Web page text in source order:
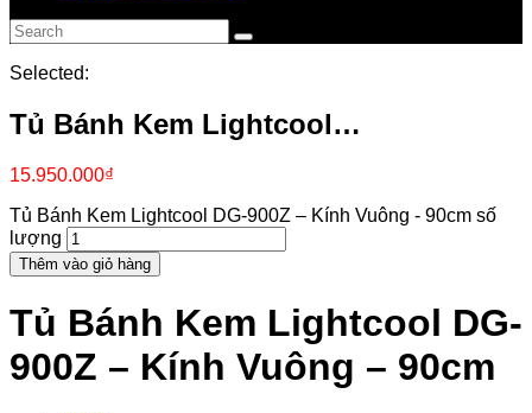
Selected:
Tủ Bánh Kem Lightcool…
15.950.000₫
Tủ Bánh Kem Lightcool DG-900Z – Kính Vuông - 90cm số
lượng
Thêm vào giỏ hàng
Tủ Bánh Kem Lightcool DG-
900Z – Kính Vuông – 90cm